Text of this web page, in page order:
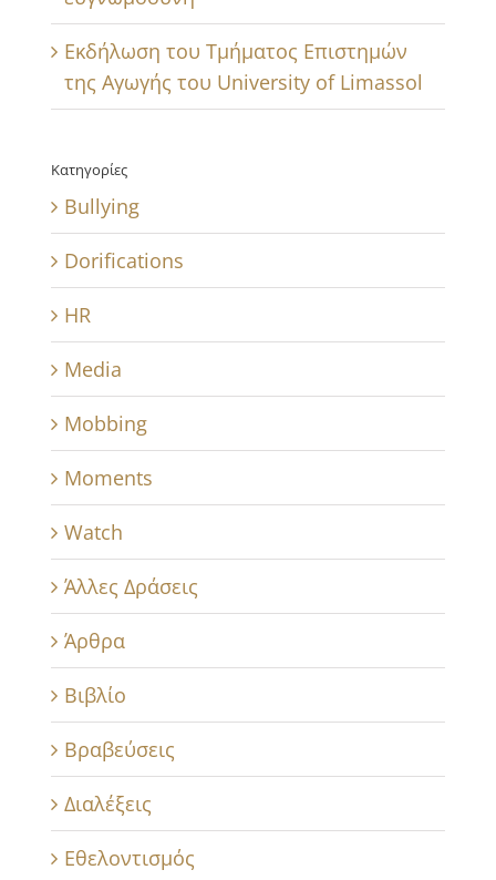
Εκδήλωση του Τμήματος Επιστημών
της Αγωγής του University of Limassol
Κατηγορίες
Bullying
Dorifications
HR
Media
Mobbing
Moments
Watch
Άλλες Δράσεις
Άρθρα
Βιβλίο
Βραβεύσεις
Διαλέξεις
Εθελοντισμός